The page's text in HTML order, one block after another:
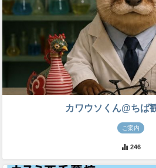
カワウソくん@ちば
ご案内
246